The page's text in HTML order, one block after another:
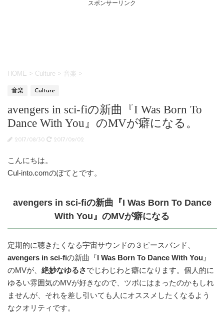
スポンサーリンク
HOME > Culture > 音楽 >
音楽 Culture
avengers in sci-fiの新曲『I Was Born To
Dance With You』のMVが癖になる。
2017/08/30 2017/09/02
こんにちは。
Cul-into.comのぽてとです。
avengers in sci-fiの新曲『I Was Born To Dance
With You』のMVが癖になる
定期的に聴きたくなる宇宙サウンドの３ピースバンド、
avengers in sci-fiの新曲『 I Was Born To Dance With You』
のMVが、 絶妙なゆるさでじわじわと癖になります。個人的に
ゆるい雰囲気のMVが好きなので、ツボにはまったのかもしれ
ませんが、それを差し引いても人にオススメしたくなるよう
なクオリティです。